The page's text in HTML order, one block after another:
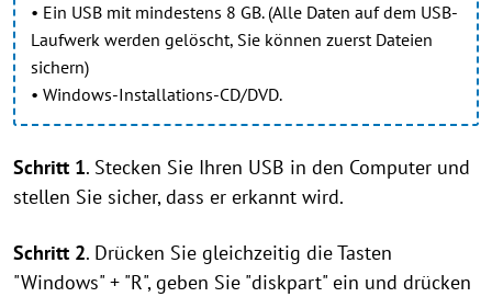
• Ein USB mit mindestens 8 GB. (Alle Daten auf dem USB-
Laufwerk werden gelöscht, Sie können zuerst Dateien
sichern)
• Windows-Installations-CD/DVD.
Schritt 1. Stecken Sie Ihren USB in den Computer und
stellen Sie sicher, dass er erkannt wird.
Schritt 2. Drücken Sie gleichzeitig die Tasten
"Windows" + "R", geben Sie "diskpart" ein und drücken